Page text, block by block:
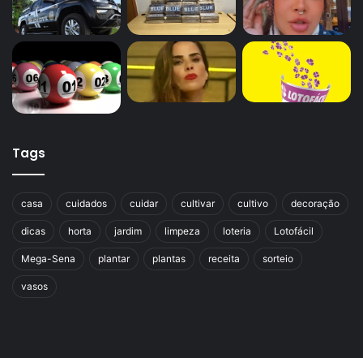
Tags
casa cuidados cuidar cultivar cultivo decoração
dicas horta jardim limpeza loteria Lotofácil
Mega-Sena plantar plantas receita sorteio
vasos